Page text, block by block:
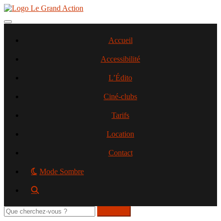
Aller
contenu
Toggle navigation
Accueil
Accessibilité
L’Édito
Ciné-clubs
Tarifs
Location
Contact
Mode Sombre
Rechercher
sur